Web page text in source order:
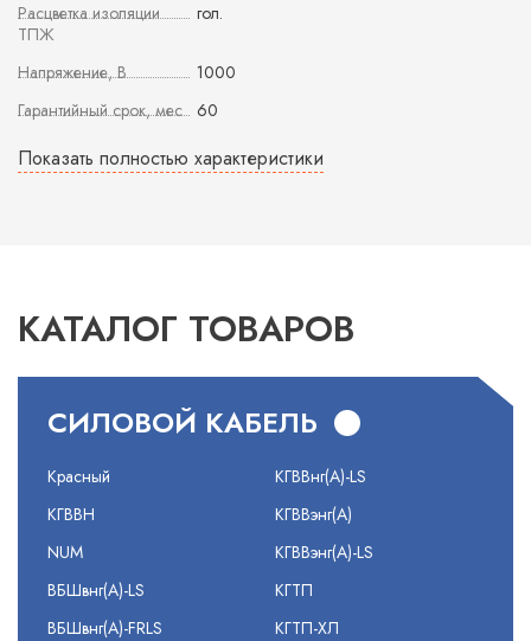
Расцветка изоляции
ТПЖ
гол.
Напряжение, В
1000
Гарантийный срок, мес
60
Показать полностью характеристики
КАТАЛОГ ТОВАРОВ
СИЛОВОЙ КАБЕЛЬ
Красный
КГВВН
NUM
ВБШвнг(А)-LS
ВБШвнг(А)-FRLS
КГВВнг(А)-LS
КГВВэнг(А)
КГВВэнг(А)-LS
КГТП
КГТП-ХЛ